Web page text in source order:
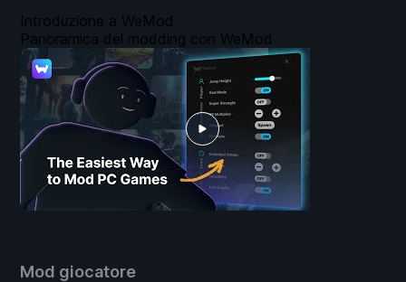
Mod giocatore
Introduzione a WeMod
Panoramica del modding con WeMod